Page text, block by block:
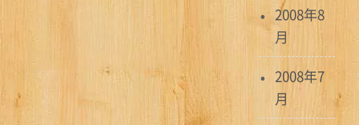
2008年8
月
2008年7
月